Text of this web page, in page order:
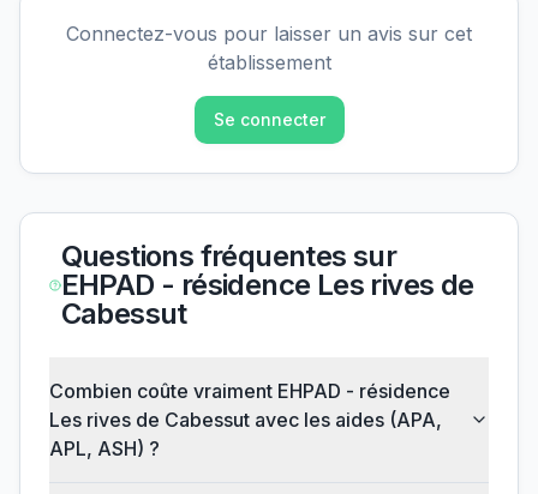
Connectez-vous pour laisser un avis sur cet
établissement
Se connecter
Questions fréquentes sur
EHPAD - résidence Les rives de
Cabessut
Combien coûte vraiment EHPAD - résidence
Les rives de Cabessut avec les aides (APA,
APL, ASH) ?